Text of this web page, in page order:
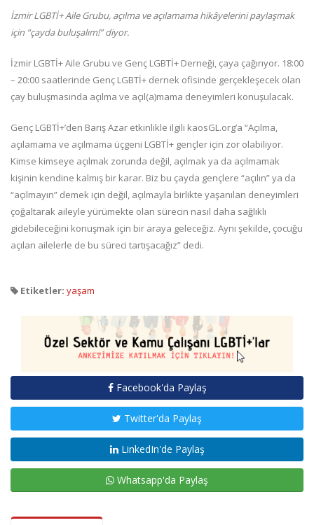
İzmir LGBTİ+ Aile Grubu, açılma ve açılamama hikâyelerini paylaşmak
için “çayda buluşalım!” diyor.
İzmir LGBTİ+ Aile Grubu ve Genç LGBTİ+ Derneği, çaya çağırıyor. 18:00
– 20:00 saatlerinde Genç LGBTİ+ dernek ofisinde gerçekleşecek olan
çay buluşmasında açılma ve açıl(a)mama deneyimleri konuşulacak.
Genç LGBTİ+’den Barış Azar etkinlikle ilgili kaosGL.org’a “Açılma,
açılamama ve açılmama üçgeni LGBTİ+ gençler için zor olabiliyor.
Kimse kimseye açılmak zorunda değil, açılmak ya da açılmamak
kişinin kendine kalmış bir karar. Biz bu çayda gençlere “açılın” ya da
“açılmayın” demek için değil, açılmayla birlikte yaşanılan deneyimleri
çoğaltarak aileyle yürümekte olan sürecin nasıl daha sağlıklı
gidebileceğini konuşmak için bir araya geleceğiz. Aynı şekilde, çocuğu
açılan ailelerle de bu süreci tartışacağız” dedi.
Etiketler: yaşam
Facebook'da Paylaş
Twitter'da Paylaş
LinkedIn'de Paylaş
Whatsapp'da Paylaş